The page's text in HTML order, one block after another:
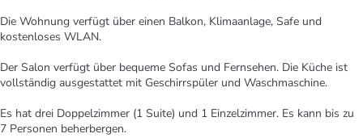
Die Wohnung verfügt über einen Balkon, Klimaanlage, Safe und
kostenloses WLAN.
Der Salon verfügt über bequeme Sofas und Fernsehen. Die Küche ist
vollständig ausgestattet mit Geschirrspüler und Waschmaschine.
Es hat drei Doppelzimmer (1 Suite) und 1 Einzelzimmer. Es kann bis zu
7 Personen beherbergen.